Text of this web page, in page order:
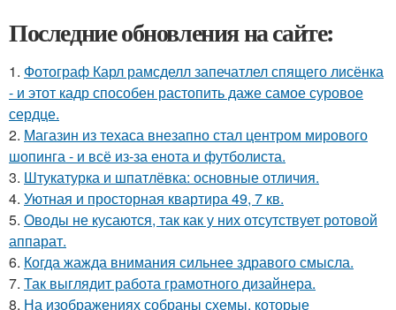
Последние обновления на сайте:
1. Фотограф Карл рамсделл запечатлел спящего лисёнка
- и этот кадр способен растопить даже самое суровое
сердце.
2. Магазин из техаса внезапно стал центром мирового
шопинга - и всё из-за енота и футболиста.
3. Штукатурка и шпатлёвка: основные отличия.
4. Уютная и просторная квартира 49, 7 кв.
5. Оводы не кусаются, так как у них отсутствует ротовой
аппарат.
6. Когда жажда внимания сильнее здравого смысла.
7. Так выглядит работа грамотного дизайнера.
8. На изображениях собраны схемы, которые